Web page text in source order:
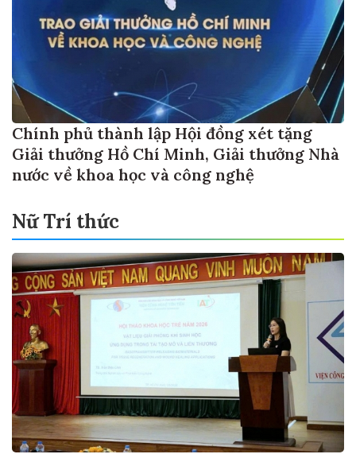
Chính phủ thành lập Hội đồng xét tặng
Giải thưởng Hồ Chí Minh, Giải thưởng Nhà
nước về khoa học và công nghệ
Nữ Trí thức